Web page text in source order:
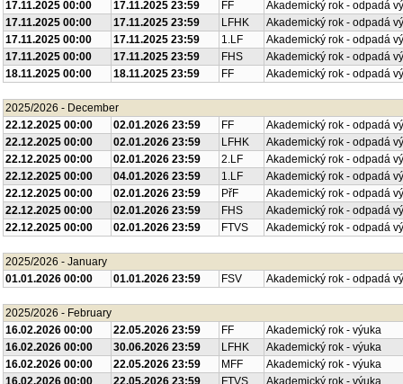
17.11.2025 00:00
17.11.2025 23:59 FF
Akademický rok - odpadá
17.11.2025 00:00
17.11.2025 23:59 LFHK
Akademický rok - odpadá
17.11.2025 00:00
17.11.2025 23:59 1.LF
Akademický rok - odpadá
17.11.2025 00:00
17.11.2025 23:59 FHS
Akademický rok - odpadá
18.11.2025 00:00
18.11.2025 23:59 FF Akademický rok - odpadá
2025/2026 - December
22.12.2025 00:00
02.01.2026 23:59 FF
Akademický rok - odpadá
22.12.2025 00:00
02.01.2026 23:59 LFHK
Akademický rok - odpadá
22.12.2025 00:00
02.01.2026 23:59 2.LF
Akademický rok - odpadá
22.12.2025 00:00
04.01.2026 23:59 1.LF
Akademický rok - odpadá
22.12.2025 00:00
02.01.2026 23:59 PřF
Akademický rok - odpadá
22.12.2025 00:00
02.01.2026 23:59 FHS
Akademický rok - odpadá
22.12.2025 00:00
02.01.2026 23:59 FTVS Akademický rok - odpadá
2025/2026 - January
01.01.2026 00:00
01.01.2026 23:59 FSV Akademický rok - odpadá
2025/2026 - February
16.02.2026 00:00
22.05.2026 23:59 FF
Akademický rok - výuka
16.02.2026 00:00
30.06.2026 23:59 LFHK
Akademický rok - výuka
16.02.2026 00:00
22.05.2026 23:59 MFF
Akademický rok - výuka
16.02.2026 00:00
22.05.2026 23:59 FTVS
Akademický rok - výuka